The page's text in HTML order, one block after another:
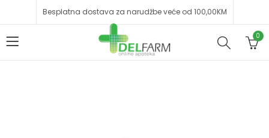
Besplatna dostava za narudžbe veće od 100,00KM
0